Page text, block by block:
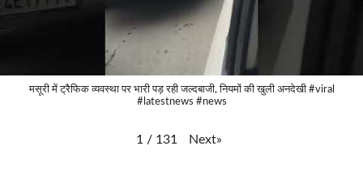
मसूरी में ट्रैफिक व्यवस्था पर भारी पड़ रही जल्दबाजी, नियमों की खुली अनदेखी #viral
#latestnews #news
1 / 131 Next»